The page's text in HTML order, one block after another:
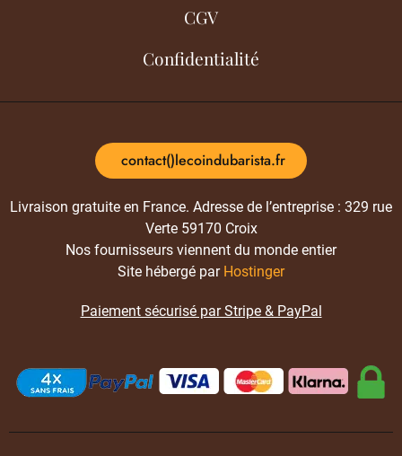
CGV
Confidentialité
contact()lecoindubarista.fr
Livraison gratuite en France. Adresse de l’entreprise : 329 rue
Verte 59170 Croix
Nos fournisseurs viennent du monde entier
Site hébergé par Hostinger
Paiement sécurisé par Stripe & PayPal